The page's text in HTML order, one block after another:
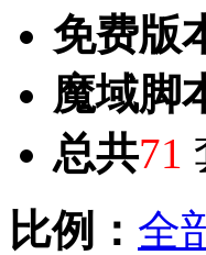
免费版
魔域脚
总共71
比例： 全